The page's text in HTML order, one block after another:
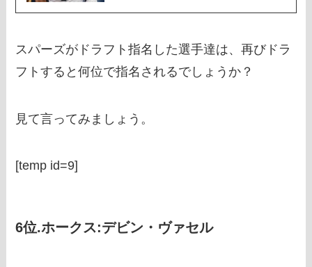
スパーズがドラフト指名した選手達は、再びドラ
フトすると何位で指名されるでしょうか？
見て言ってみましょう。
[temp id=9]
6位.ホークス:デビン・ヴァセル